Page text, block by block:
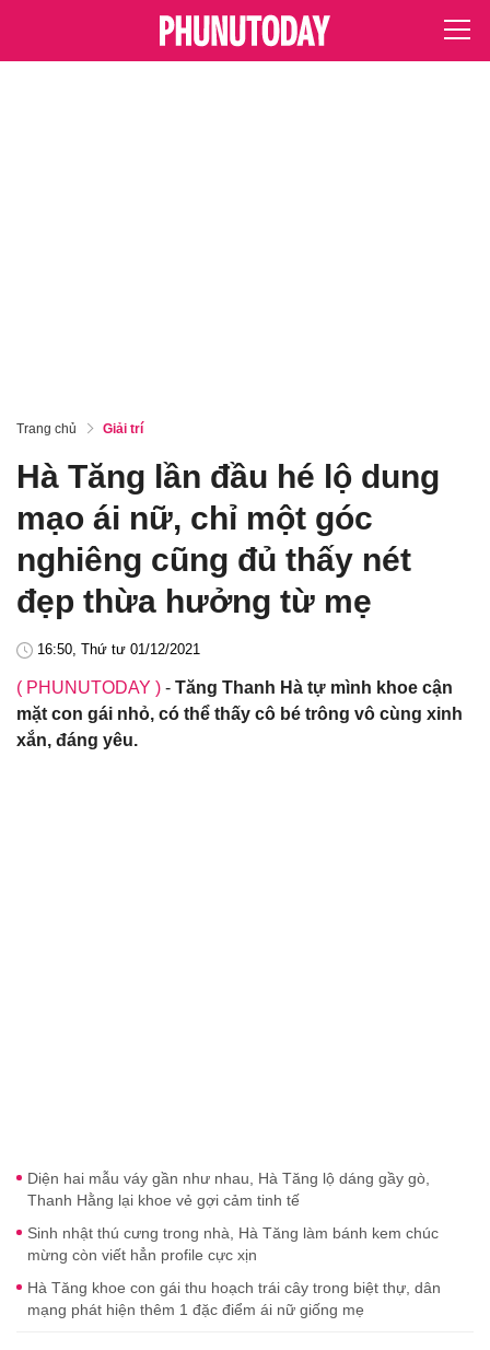
Trang chủ Giải trí
Hà Tăng lần đầu hé lộ dung
mạo ái nữ, chỉ một góc
nghiêng cũng đủ thấy nét
đẹp thừa hưởng từ mẹ
16:50, Thứ tư 01/12/2021
( PHUNUTODAY ) - Tăng Thanh Hà tự mình khoe cận
mặt con gái nhỏ, có thể thấy cô bé trông vô cùng xinh
xắn, đáng yêu.
Diện hai mẫu váy gần như nhau, Hà Tăng lộ dáng gầy gò,
Thanh Hằng lại khoe vẻ gợi cảm tinh tế
Sinh nhật thú cưng trong nhà, Hà Tăng làm bánh kem chúc
mừng còn viết hẳn profile cực xịn
Hà Tăng khoe con gái thu hoạch trái cây trong biệt thự, dân
mạng phát hiện thêm 1 đặc điểm ái nữ giống mẹ